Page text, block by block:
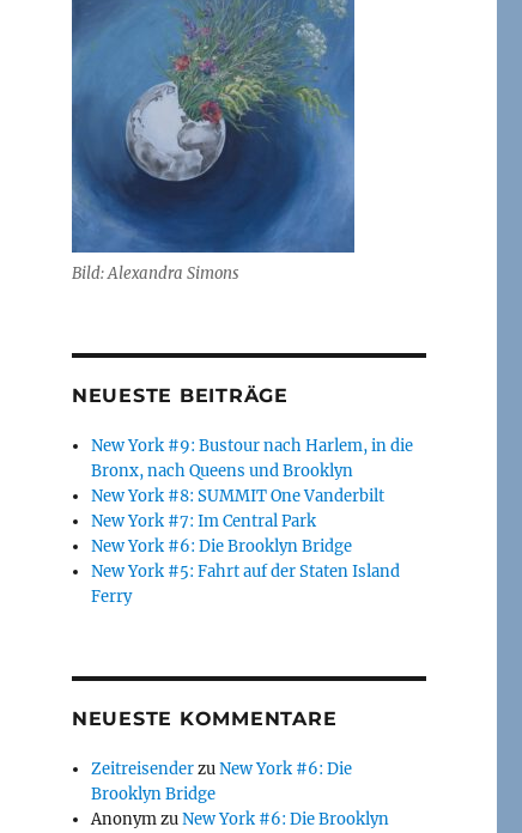
Bild: Alexandra Simons
NEUESTE BEITRÄGE
New York #9: Bustour nach Harlem, in die
Bronx, nach Queens und Brooklyn
New York #8: SUMMIT One Vanderbilt
New York #7: Im Central Park
New York #6: Die Brooklyn Bridge
New York #5: Fahrt auf der Staten Island
Ferry
NEUESTE KOMMENTARE
ZeitreisenderzuNew York #6: Die
Brooklyn Bridge
AnonymzuNew York #6: Die Brooklyn